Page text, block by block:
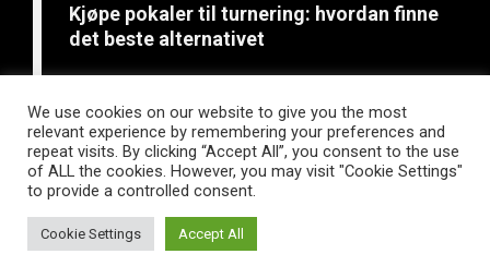
Kjøpe pokaler til turnering: hvordan finne
det beste alternativet
Bli kreativ: 5 kunst- og
håndverksprosjekter for sommerferien
We use cookies on our website to give you the most
relevant experience by remembering your preferences and
repeat visits. By clicking “Accept All”, you consent to the use
of ALL the cookies. However, you may visit "Cookie Settings"
to provide a controlled consent.
Cookie Settings Accept All